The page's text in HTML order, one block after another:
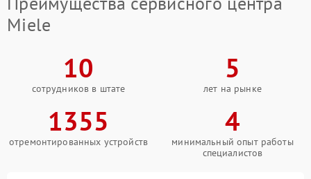
Miele
10
сотрудников в штате
5
лет на рынке
1355
отремонтированных устройств
4
минимальный опыт работы
специалистов